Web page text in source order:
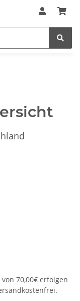
70,00€ erfolgen